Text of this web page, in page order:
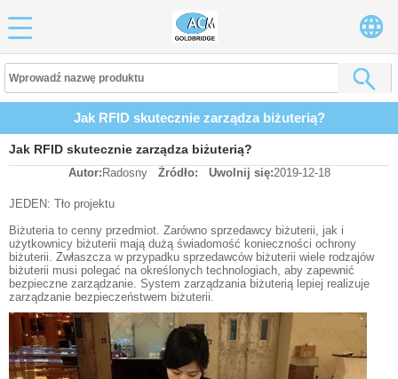
Jak RFID skutecznie zarządza biżuterią?
Jak RFID skutecznie zarządza biżuterią?
Autor: Radosny Źródło: Uwolnij się:2019-12-18
JEDEN: Tło projektu
Biżuteria to cenny przedmiot. Zarówno sprzedawcy biżuterii, jak i
użytkownicy biżuterii mają dużą świadomość konieczności ochrony
biżuterii. Zwłaszcza w przypadku sprzedawców biżuterii wiele rodzajów
biżuterii musi polegać na określonych technologiach, aby zapewnić
bezpieczne zarządzanie. System zarządzania biżuterią lepiej realizuje
zarządzanie bezpieczeństwem biżuterii.